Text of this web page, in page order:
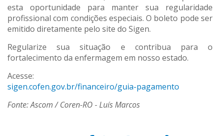
esta oportunidade para manter sua regularidade
profissional com condições especiais. O boleto pode ser
emitido diretamente pelo site do Sigen.
Regularize sua situação e contribua para o
fortalecimento da enfermagem em nosso estado.
Acesse:
sigen.cofen.gov.br/financeiro/guia-pagamento
Fonte: Ascom / Coren-RO - Luís Marcos